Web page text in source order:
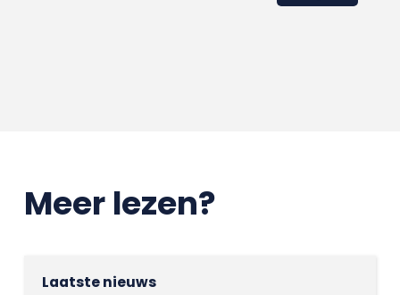
Meer lezen?
Laatste nieuws